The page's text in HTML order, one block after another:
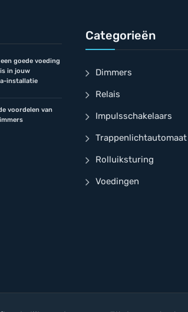
goede voeding
in jouw
installatie
voordelen van
Categorieën
Dimmers
Relais
Impulsschakelaars
Trappenlichtautomaat
Rolluiksturing
Voedingen